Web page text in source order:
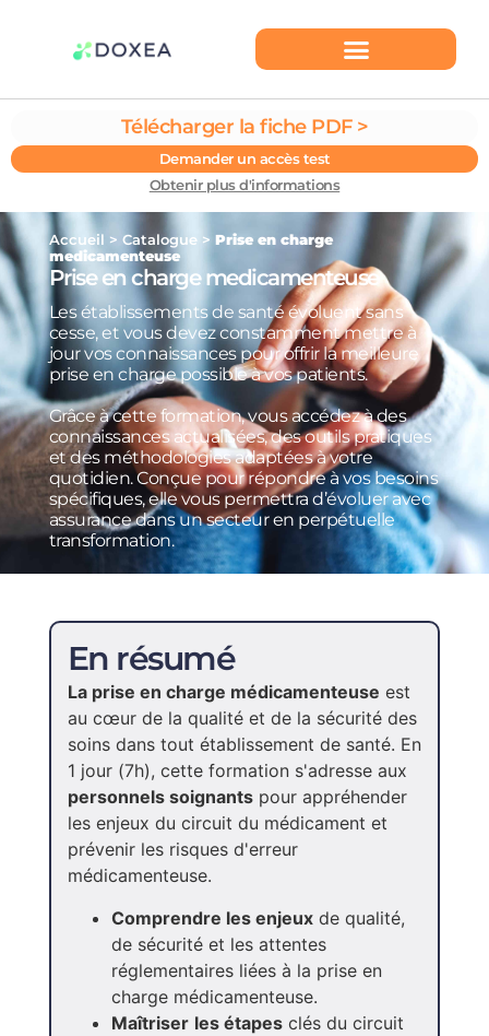
Télécharger la fiche PDF >
Demander un accès test
Obtenir plus d'informations
Accueil > Catalogue> Prise en charge
medicamenteuse
Prise en charge medicamenteuse
Les établissements de santé évoluent sans
cesse, et vous devez constamment mettre à
jour vos connaissances pour offrir la meilleure
prise en charge possible à vos patients.
Grâce à cette formation, vous accédez à des
connaissances actualisées, des outils pratiques
et des méthodologies adaptées à votre
quotidien. Conçue pour répondre à vos besoins
spécifiques, elle vous permettra d’évoluer avec
assurance dans un secteur en perpétuelle
transformation.
En résumé
La prise en charge médicamenteuse est
au cœur de la qualité et de la sécurité des
soins dans tout établissement de santé. En
1 jour (7h), cette formation s'adresse aux
personnels soignantspour appréhender
les enjeux du circuit du médicament et
prévenir les risques d'erreur
médicamenteuse.
Comprendre les enjeuxde qualité,
de sécurité et les attentes
réglementaires liées à la prise en
charge médicamenteuse.
Maîtriser les étapesclés du circuit